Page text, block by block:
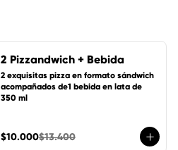
2 Pizzandwich + Bebida
2 exquisitas pizza en formato sándwich
acompañados de1 bebida en lata de
350 ml
$10.000$13.400